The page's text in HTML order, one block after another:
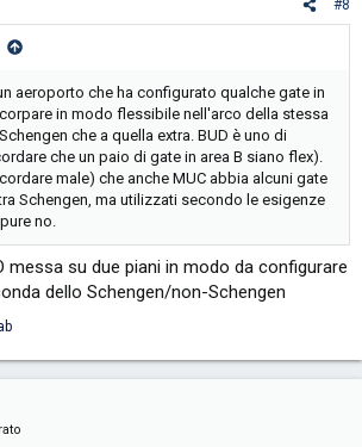
#8
aeroporto che ha configurato qualche gate in
in modo flessibile nell'arco della stessa
che a quella extra. BUD è uno di
che un paio di gate in area B siano flex).
male) che anche MUC abbia alcuni gate
Schengen, ma utilizzati secondo le esigenze
no.
messa su due piani in modo da configurare
dello Schengen/non-Schengen